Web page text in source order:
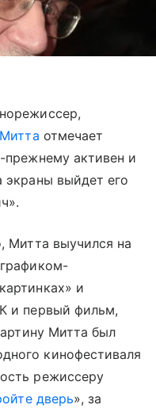
отмечает
активен и
экраны выйдет его
Митта выучился на
и
и первый фильм,
Митта был
кинофестиваля
режиссеру
дверь», за